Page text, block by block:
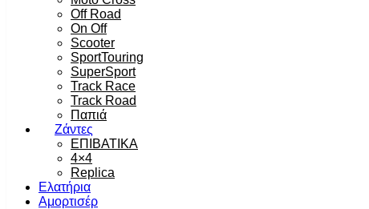
Off Road
On Off
Scooter
SportTouring
SuperSport
Track Race
Track Road
Παπιά
Ζάντες
ΕΠΙΒΑΤΙΚΑ
4×4
Replica
Ελατήρια
Αμορτισέρ